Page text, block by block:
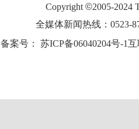
Copyright ©2005-2024
全媒体新闻热线：0523-
备案号： 苏ICP备06040204号-1互